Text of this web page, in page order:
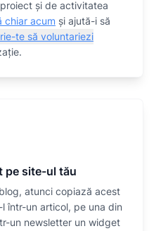
și de activitatea
chiar acum și ajută-i să
te să voluntariezi
pe site-ul tău
atunci copiază acest
l într-un articol, pe una din
un newsletter un widget